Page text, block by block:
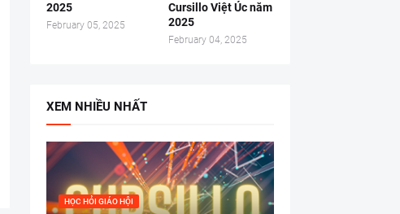
2025
February 05, 2025
Cursillo Việt Úc năm
2025
February 04, 2025
XEM NHIỀU NHẤT
HỌC HỎI GIÁO HỘI